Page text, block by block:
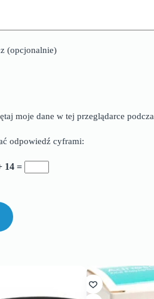
(opcjonalnie)
moje dane w tej przeglądarce
odpowiedź cyframi:
14 =